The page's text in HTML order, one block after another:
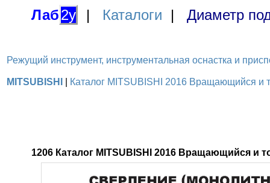
Лаб2у | Каталоги | Диаметр
Режущий инструмент, инструментальная оснастка и
MITSUBISHI Каталог MITSUBISHI 2016 Вращающийся и
1206 Каталог MITSUBISHI 2016 Вращающийся и